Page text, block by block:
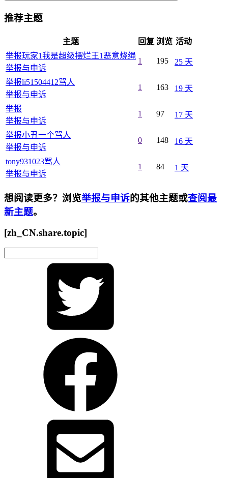
推荐主题
主题 回复 浏览 活动
举报玩家1我是超级摆烂王1恶意烧绳
举报与申诉
1 195 25 天
举报li51504412骂人
举报与申诉
1 163 19 天
举报
举报与申诉
1 97 17 天
举报小丑一个骂人
举报与申诉
0 148 16 天
tony931023骂人
举报与申诉
1 84 1 天
想阅读更多？浏览举报与申诉的其他主题或查阅最
新主题。
[zh_CN.share.topic]